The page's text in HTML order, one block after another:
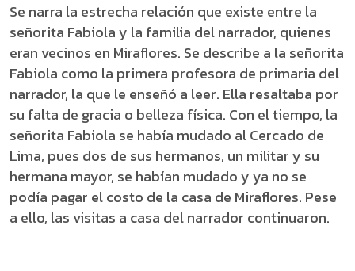
Se narra la estrecha relación que existe entre la
señorita Fabiola y la familia del narrador, quienes
eran vecinos en Miraflores. Se describe a la señorita
Fabiola como la primera profesora de primaria del
narrador, la que le enseñó a leer. Ella resaltaba por
su falta de gracia o belleza física. Con el tiempo, la
señorita Fabiola se había mudado al Cercado de
Lima, pues dos de sus hermanos, un militar y su
hermana mayor, se habían mudado y ya no se
podía pagar el costo de la casa de Miraflores. Pese
a ello, las visitas a casa del narrador continuaron.